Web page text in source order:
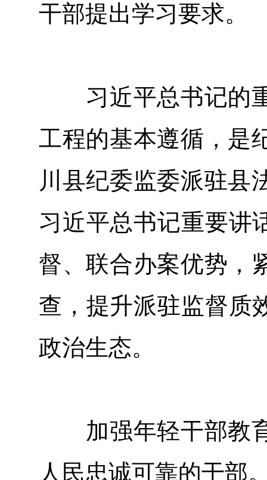
干部提出学习要求。
习近平总书记的重
工程的基本遵循，是
川县纪委监委派驻县
习近平总书记重要讲
督、联合办案优势，
查，提升派驻监督质
政治生态。
加强年轻干部教育
人民忠诚可靠的干部